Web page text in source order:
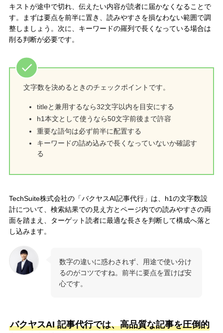
キストが途中で切れ、伝えたい内容が読者に届かなくなることで
す。まずは要点を前半に置き、読みやすさを損なわない範囲で調
整しましょう。次に、キーワードの羅列で長くなっている場合は
削る判断が必要です。
文字数を決めるときのチェックポイントです。
titleと兼用するなら32文字以内を目安にする
h1本文として使うなら50文字前後まで許容
重要な語句は必ず前半に配置する
キーワードの詰め込みで長くなっていないか確認す
る
TechSuite株式会社の「バクヤスAI記事代行」は、h1の文字数設
計について、検索結果での見え方とページ内での読みやすさの両
面を踏まえ、ターゲット読者に最適な長さを判断して構成へ落と
し込みます。
数字の違いに惑わされず、用途で使い分け
るのがコツですね。前半に要点を置けば安
心です。
バクヤスAI 記事代行では、高品質な記事を圧倒的